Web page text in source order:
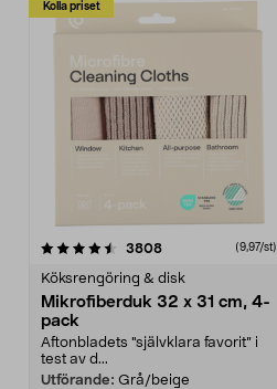
Kolla priset
3808recensioner (9,97/st)
Köksrengöring & disk
Mikrofiberduk 32 x 31 cm, 4-
pack
Aftonbladets "självklara favorit” i
test av d...
Utförande: Grå/beige
4.0av 5 stjärnor